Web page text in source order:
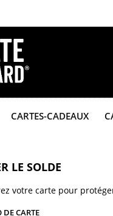
CARTES-CADEAUX
LE SOLDE
votre carte pour
CARTE